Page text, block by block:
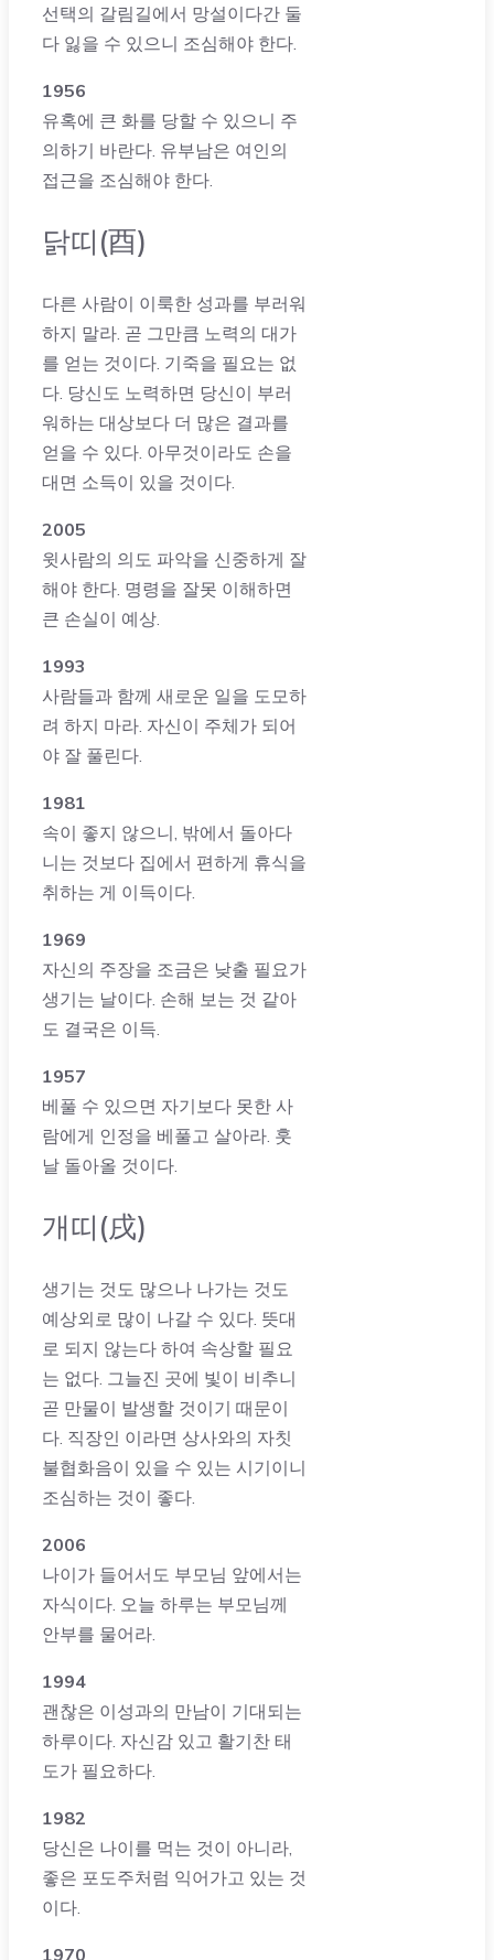
선택의 갈림길에서 망설이다간 둘
다 잃을 수 있으니 조심해야 한다.
1956
유혹에 큰 화를 당할 수 있으니 주
의하기 바란다. 유부남은 여인의
접근을 조심해야 한다.
닭띠(酉)
다른 사람이 이룩한 성과를 부러워
하지 말라. 곧 그만큼 노력의 대가
를 얻는 것이다. 기죽을 필요는 없
다. 당신도 노력하면 당신이 부러
워하는 대상보다 더 많은 결과를
얻을 수 있다. 아무것이라도 손을
대면 소득이 있을 것이다.
2005
윗사람의 의도 파악을 신중하게 잘
해야 한다. 명령을 잘못 이해하면
큰 손실이 예상.
1993
사람들과 함께 새로운 일을 도모하
려 하지 마라. 자신이 주체가 되어
야 잘 풀린다.
1981
속이 좋지 않으니, 밖에서 돌아다
니는 것보다 집에서 편하게 휴식을
취하는 게 이득이다.
1969
자신의 주장을 조금은 낮출 필요가
생기는 날이다. 손해 보는 것 같아
도 결국은 이득.
1957
베풀 수 있으면 자기보다 못한 사
람에게 인정을 베풀고 살아라. 훗
날 돌아올 것이다.
개띠(戌)
생기는 것도 많으나 나가는 것도
예상외로 많이 나갈 수 있다. 뜻대
로 되지 않는다 하여 속상할 필요
는 없다. 그늘진 곳에 빛이 비추니
곧 만물이 발생할 것이기 때문이
다. 직장인 이라면 상사와의 자칫
불협화음이 있을 수 있는 시기이니
조심하는 것이 좋다.
2006
나이가 들어서도 부모님 앞에서는
자식이다. 오늘 하루는 부모님께
안부를 물어라.
1994
괜찮은 이성과의 만남이 기대되는
하루이다. 자신감 있고 활기찬 태
도가 필요하다.
1982
당신은 나이를 먹는 것이 아니라,
좋은 포도주처럼 익어가고 있는 것
이다.
1970